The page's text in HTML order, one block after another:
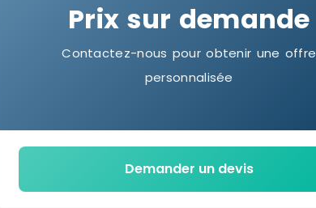
Prix sur demande
Contactez-nous pour obtenir une offre
personnalisée
Demander un devis